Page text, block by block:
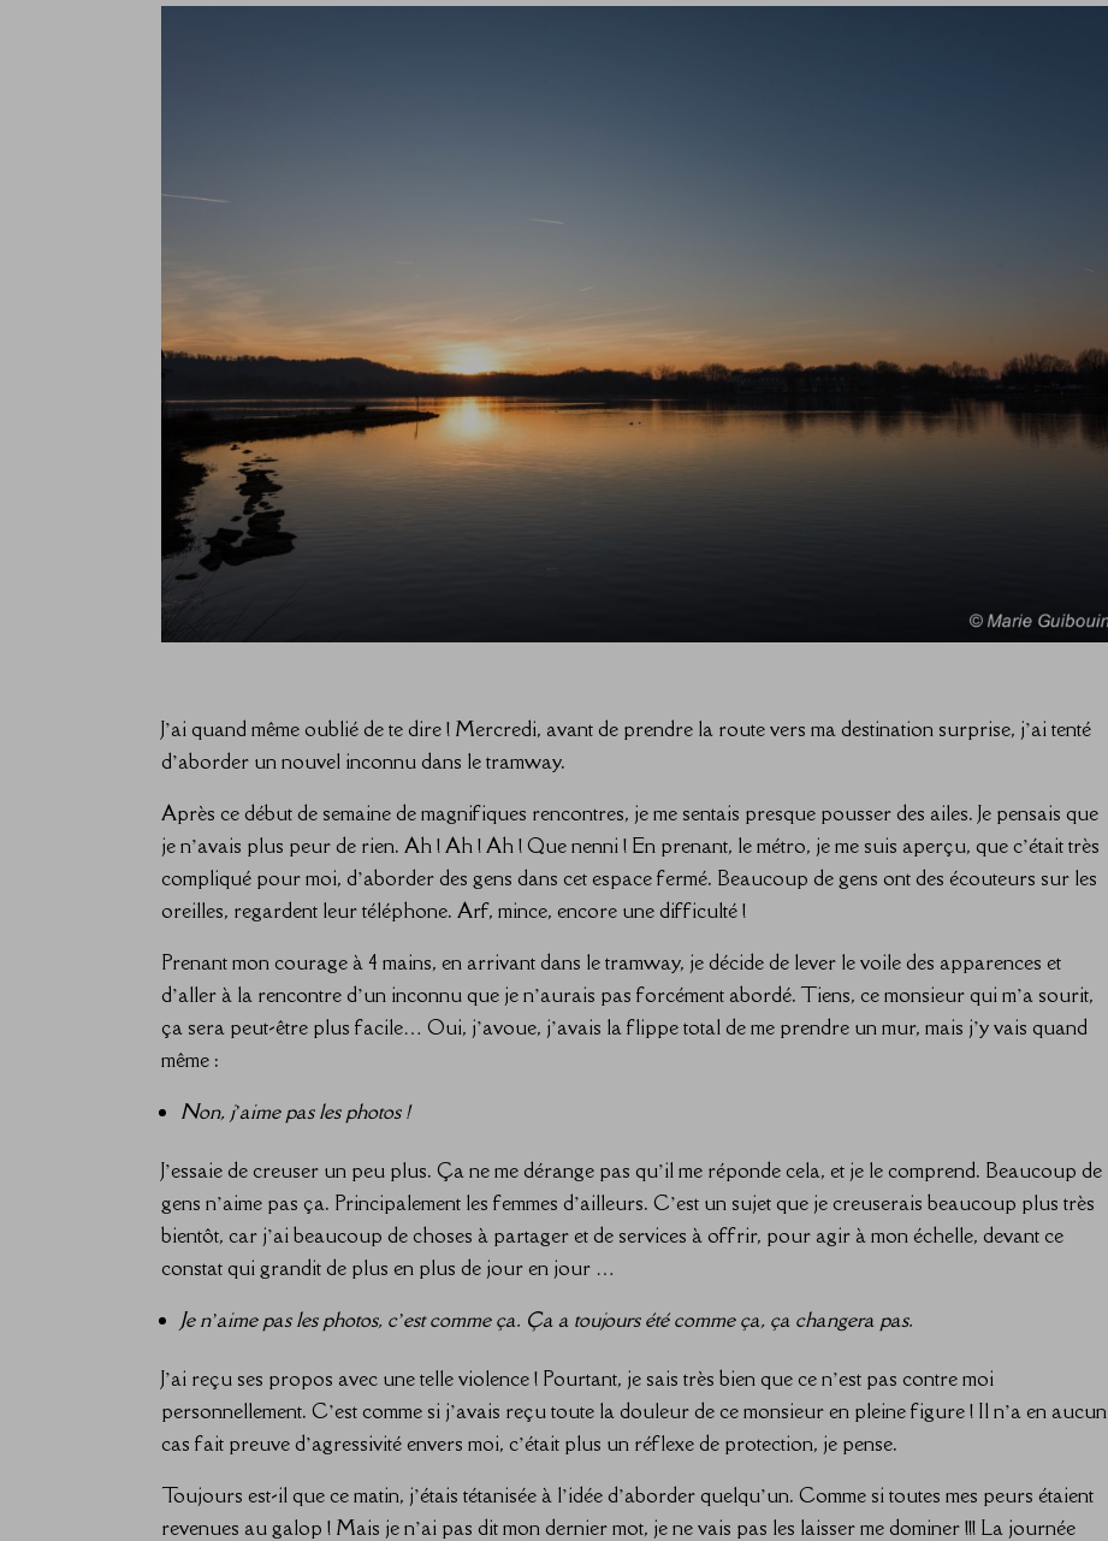
J’ai quand même oublié de te dire ! Mercredi, avant de prendre la route vers ma destination surprise, j’ai tenté
d’aborder un nouvel inconnu dans le tramway.
Après ce début de semaine de magnifiques rencontres, je me sentais presque pousser des ailes. Je pensais que
je n’avais plus peur de rien. Ah ! Ah ! Ah ! Que nenni ! En prenant, le métro, je me suis aperçu, que c’était très
compliqué pour moi, d’aborder des gens dans cet espace fermé. Beaucoup de gens ont des écouteurs sur les
oreilles, regardent leur téléphone. Arf, mince, encore une difficulté !
Prenant mon courage à 4 mains, en arrivant dans le tramway, je décide de lever le voile des apparences et
d’aller à la rencontre d’un inconnu que je n’aurais pas forcément abordé. Tiens, ce monsieur qui m’a sourit,
ça sera peut-être plus facile… Oui, j’avoue, j’avais la flippe total de me prendre un mur, mais j’y vais quand
même :
Non, j’aime pas les photos !
J’essaie de creuser un peu plus. Ça ne me dérange pas qu’il me réponde cela, et je le comprend. Beaucoup de
gens n’aime pas ça. Principalement les femmes d’ailleurs. C’est un sujet que je creuserais beaucoup plus très
bientôt, car j’ai beaucoup de choses à partager et de services à offrir, pour agir à mon échelle, devant ce
constat qui grandit de plus en plus de jour en jour …
Je n’aime pas les photos, c’est comme ça. Ça a toujours été comme ça, ça changera pas.
J’ai reçu ses propos avec une telle violence ! Pourtant, je sais très bien que ce n’est pas contre moi
personnellement. C’est comme si j’avais reçu toute la douleur de ce monsieur en pleine figure ! Il n’a en aucun
cas fait preuve d’agressivité envers moi, c’était plus un réflexe de protection, je pense.
Toujours est-il que ce matin, j’étais tétanisée à l’idée d’aborder quelqu’un. Comme si toutes mes peurs étaient
revenues au galop ! Mais je n’ai pas dit mon dernier mot, je ne vais pas les laisser me dominer !!! La journée